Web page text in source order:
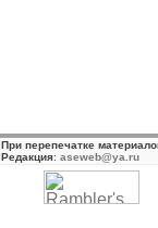
При перепечатке
Редакция: aseweb@ya.ru